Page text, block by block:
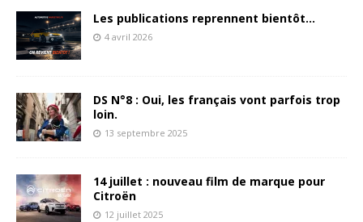
Les publications reprennent bientôt…
4 avril 2026
DS N°8 : Oui, les français vont parfois trop
loin.
13 septembre 2025
14 juillet : nouveau film de marque pour
Citroën
12 juillet 2025